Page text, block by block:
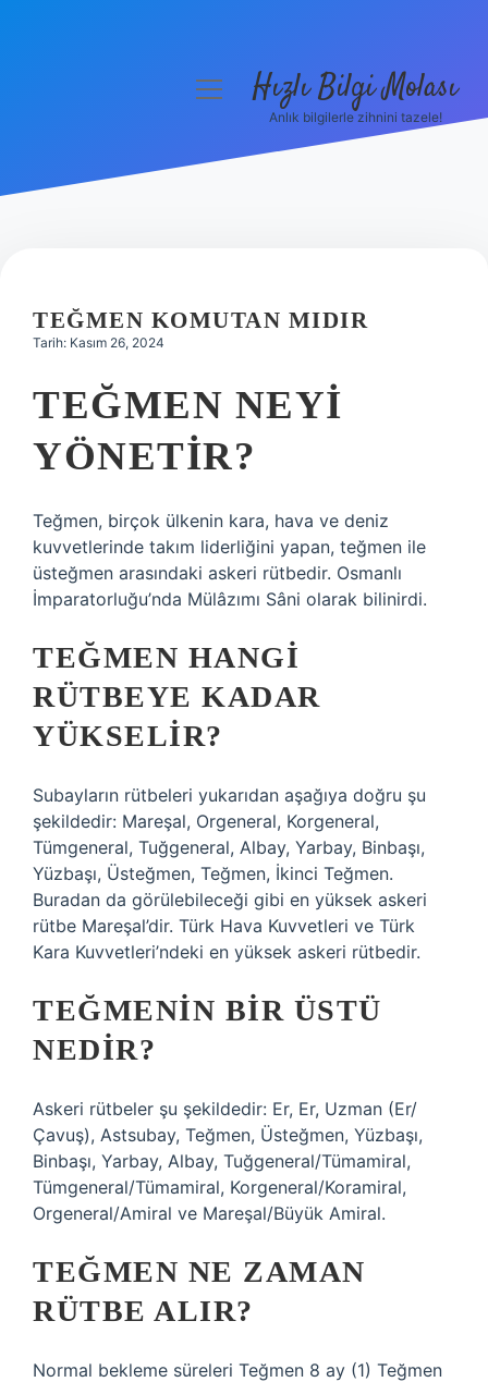
Hakkımızda
menüyüHızlı Bilgi Molası
Anlık bilgilerle zihnini tazele!
TEĞMEN KOMUTAN MIDIR
Tarih: Kasım 26, 2024
TEĞMEN NEYI
YÖNETIR?
Teğmen, birçok ülkenin kara, hava ve deniz
kuvvetlerinde takım liderliğini yapan, teğmen ile
üsteğmen arasındaki askeri rütbedir. Osmanlı
İmparatorluğu’nda Mülâzımı Sâni olarak bilinirdi.
TEĞMEN HANGI
RÜTBEYE KADAR
YÜKSELIR?
Subayların rütbeleri yukarıdan aşağıya doğru şu
şekildedir: Mareşal, Orgeneral, Korgeneral,
Tümgeneral, Tuğgeneral, Albay, Yarbay, Binbaşı,
Yüzbaşı, Üsteğmen, Teğmen, İkinci Teğmen.
Buradan da görülebileceği gibi en yüksek askeri
rütbe Mareşal’dir. Türk Hava Kuvvetleri ve Türk
Kara Kuvvetleri’ndeki en yüksek askeri rütbedir.
TEĞMENIN BIR ÜSTÜ
NEDIR?
Askeri rütbeler şu şekildedir: Er, Er, Uzman (Er/
Çavuş), Astsubay, Teğmen, Üsteğmen, Yüzbaşı,
Binbaşı, Yarbay, Albay, Tuğgeneral/Tümamiral,
Tümgeneral/Tümamiral, Korgeneral/Koramiral,
Orgeneral/Amiral ve Mareşal/Büyük Amiral.
TEĞMEN NE ZAMAN
RÜTBE ALIR?
Normal bekleme süreleri Teğmen 8 ay (1) Teğmen